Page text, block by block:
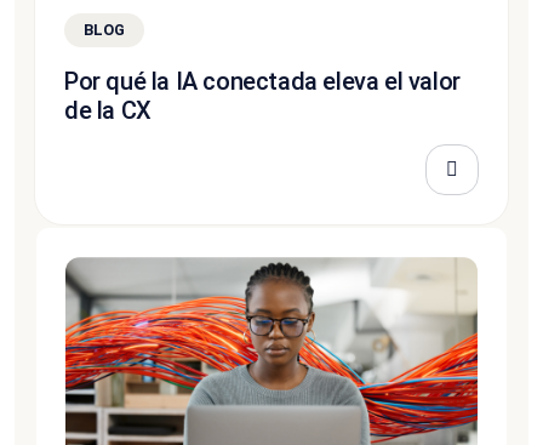
BLOG
Por qué la IA conectada eleva el valor
de la CX